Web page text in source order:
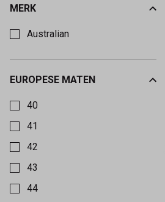
MERK
Australian
EUROPESE MATEN
40
41
42
43
44